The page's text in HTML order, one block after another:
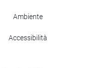
Ambiente
Accessibilità